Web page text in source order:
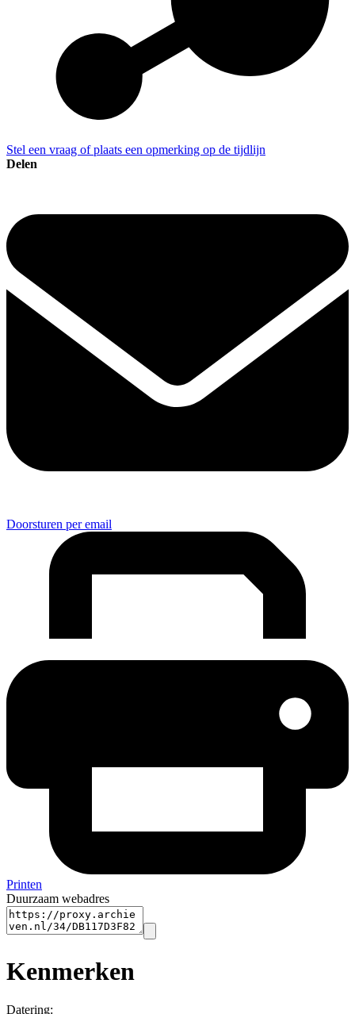
Stel een vraag of plaats een opmerking op de tijdlijn
Delen
Doorsturen per email
Printen
Duurzaam webadres
Kenmerken
Datering: